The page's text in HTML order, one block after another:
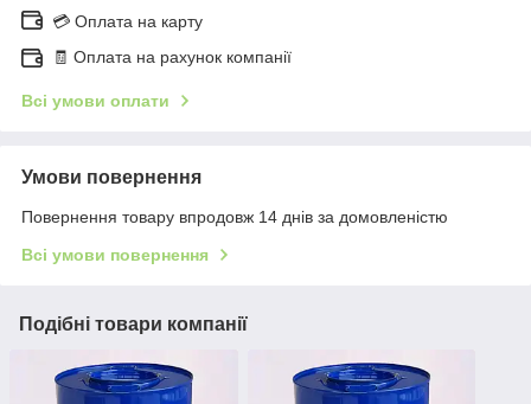
💳 Оплата на карту
🧾 Оплата на рахунок компанії
Всі умови оплати
Умови повернення
Повернення товару впродовж 14 днів за домовленістю
Всі умови повернення
Подібні товари компанії